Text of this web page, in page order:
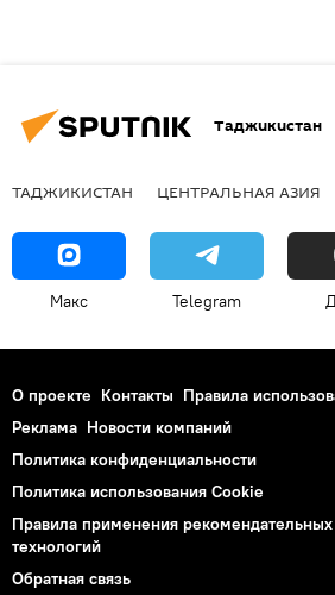
Таджикистан
ТАДЖИКИСТАН ЦЕНТРАЛЬНАЯ АЗИЯ
Макс Telegram
О проекте Контакты Правила
Реклама Новости компаний
Политика конфиденциальности
Политика использования Cookie
Правила применения рекомендательных
технологий
Обратная связь